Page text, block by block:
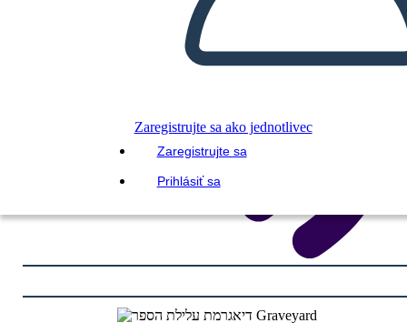
Zaregistrujte sa ako jednotlivec
Zaregistrujte sa
Prihlásiť sa